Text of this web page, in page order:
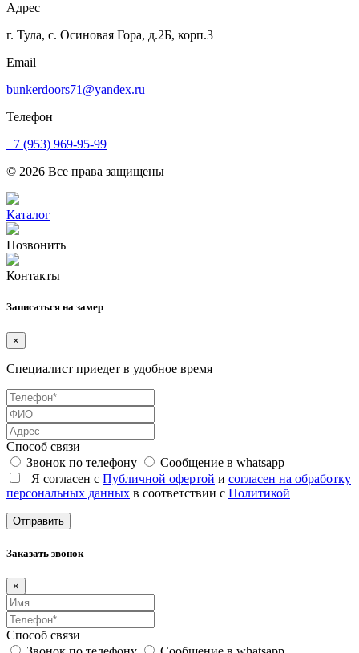
Адрес
г. Тула, с. Осиновая Гора, д.2Б, корп.3
Email
bunkerdoors71@yandex.ru
Телефон
+7 (953) 969-95-99
© 2026 Все права защищены
Каталог
Позвонить
Контакты
Записаться на замер
×
Специалист приедет в удобное время
Способ связи
Звонок по телефону
Сообщение в whatsapp
Я согласен с Публичной офертой и согласен на обработку
персональных данных в соответствии с Политикой
Отправить
Заказать звонок
×
Способ связи